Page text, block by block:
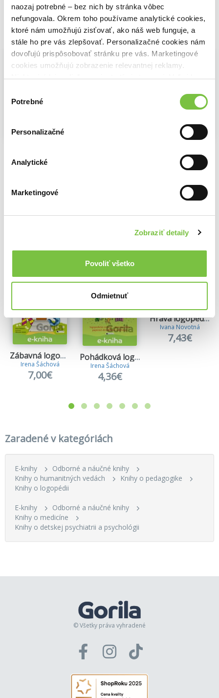
naozaj potrebné – bez nich by stránka vôbec
nefungovala. Okrem toho používame analytické cookies,
ktoré nám umožňujú zisťovať, ako náš web funguje, a
stále ho pre vás zlepšovať. Personalizačné cookies nám
dovoľujú prispôsobovať stránku pre vás. Marketingové
cookies umožňujú zobrazenie relevantnej reklamy.
Niektoré údaje zdieľame aj s tretími stranami. Veľmi by
cookies.
súhlasu
Potrebné
Personalizačné
Analytické
Marketingové
Zobraziť detaily
Povoliť všetko
Odmietnuť
Vybrané pre teba
Dana Krejčířová
25,88€
Barbora Richtrová ,Hana Nestávalová
15,43€
Zábavná logopedie
Irena Šáchová
7,00€
Pohádková logopedie
Irena Šáchová
4,36€
Hravá logopedie
Ivana Novotná
7,43€
Zaradené v kategóriách
E-knihy
Odborné a náučné knihy
Knihy o humanitných vedách
Knihy o pedagogike
Knihy o logopédii
E-knihy
Odborné a náučné knihy
Knihy o medicíne
Knihy o detskej psychiatrii a psychológii
© Všetky práva vyhradené